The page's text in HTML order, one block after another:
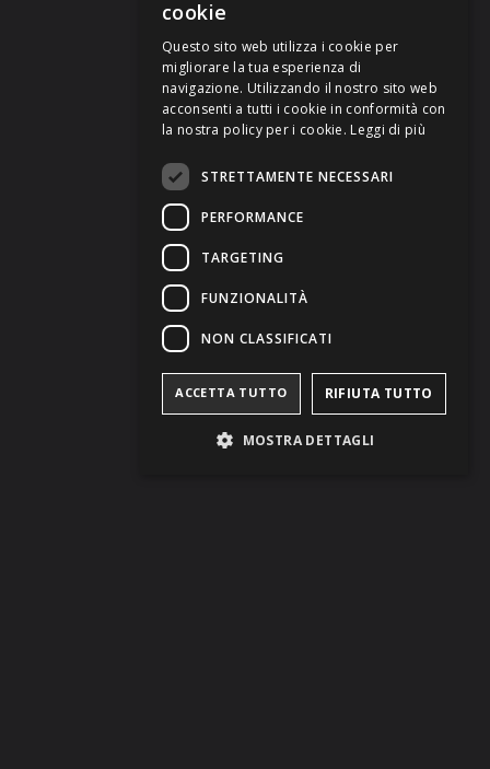
FRENCH
cookie
Questo sito web utilizza i cookie per
migliorare la tua esperienza di
navigazione. Utilizzando il nostro sito web
acconsenti a tutti i cookie in conformità con
la nostra policy per i cookie. Leggi di più
STRETTAMENTE NECESSARI
PERFORMANCE
TARGETING
FUNZIONALITÀ
NON CLASSIFICATI
ACCETTA TUTTO RIFIUTA TUTTO
MOSTRA DETTAGLI